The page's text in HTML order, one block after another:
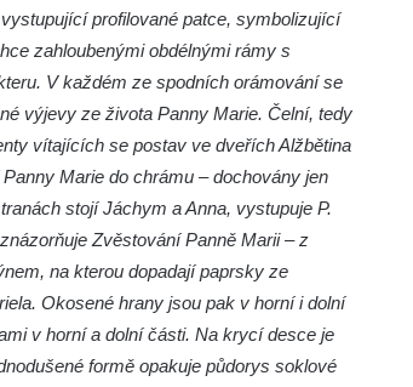
profilované patce, symbolizující
zahloubenými obdélnými rámy s
V každém ze spodních orámování se
výjevy ze života Panny Marie. Čelní, tedy
vítajících se postav ve dveřích Alžbětina
Marie do chrámu – dochovány jen
stojí Jáchym a Anna, vystupuje P.
Zvěstování Panně Marii – z
na kterou dopadají paprsky ze
Okosené hrany jsou pak v horní i dolní
v horní a dolní části. Na krycí desce je
formě opakuje půdorys soklové